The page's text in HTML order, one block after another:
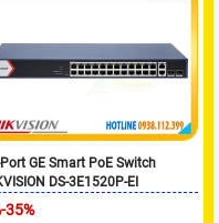
GE Smart PoE Switch
DS-3E1520P-EI
35%